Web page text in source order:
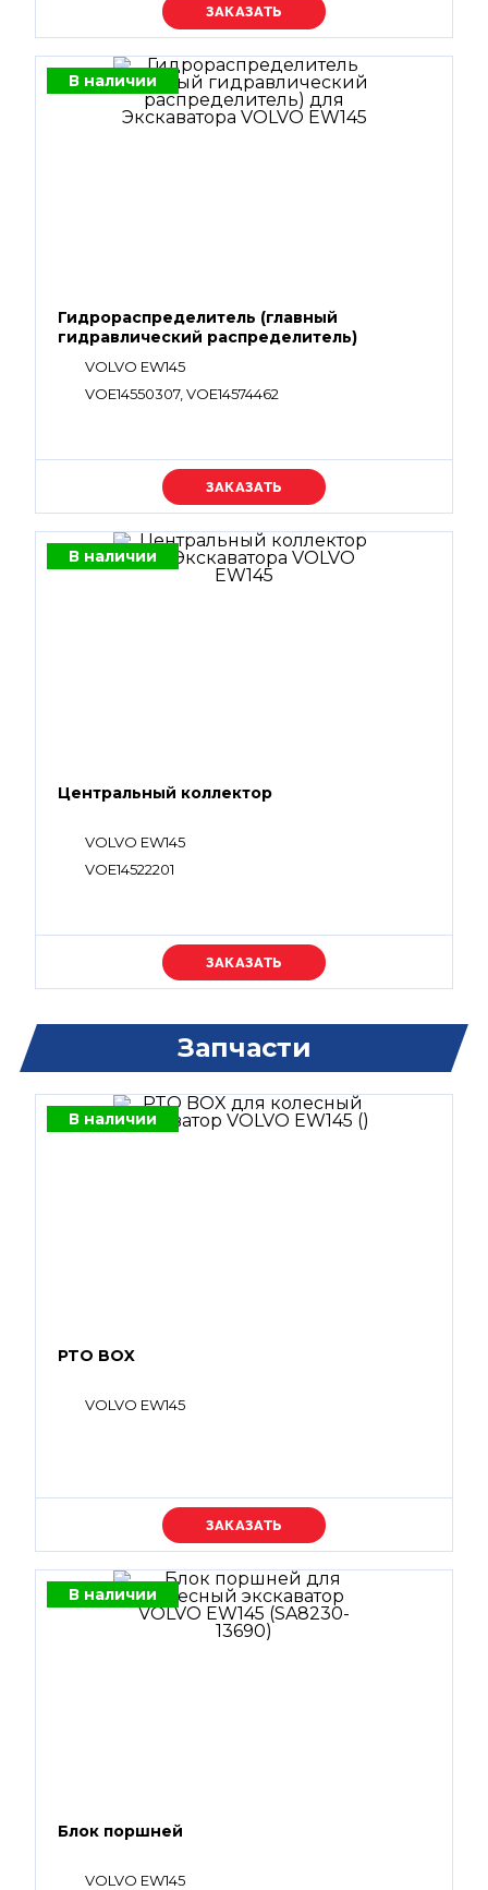
Уточняйте цену
В наличии
Гидрораспределитель (главный
гидравлический распределитель)
VOLVO EW145
VOE14550307, VOE14574462
Уточняйте цену
В наличии
Центральный коллектор
VOLVO EW145
VOE14522201
Уточняйте цену
Запчасти
В наличии
PTO BOX
VOLVO EW145
Уточняйте цену
В наличии
Блок поршней
VOLVO EW145